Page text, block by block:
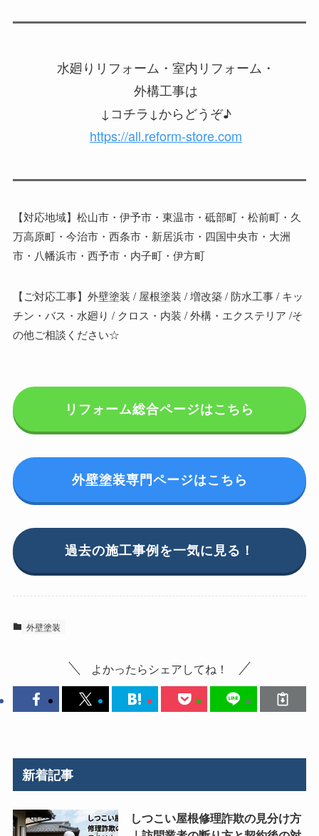
水廻りリフォーム・室内リフォーム・
外構工事は
↓コチラ↓からどうぞ♪
https://all.reform-store.com
【対応地域】松山市・伊予市・東温市・砥部町・松前町・久
万高原町・今治市・西条市・新居浜市・四国中央市・大洲
市・八幡浜市・西予市・内子町・伊方町
【ご対応工事】外壁塗装 / 屋根塗装 / 増改築 / 防水工事 / キッ
チン・バス・水廻り / クロス・内装 / 外構・エクステリア /そ
の他ご相談ください☆
リフォーム総合ページはこちら
外壁塗装専門ページはこちら
過去の施工事例を一気に見る！
外壁塗装
よかったらシェアしてね！
新着記事
しつこい屋根修理詐欺の見分け方